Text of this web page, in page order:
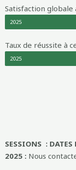
Satisfaction
2025
Taux de réussite à
2025
SESSIONS : DATES
2025 : Nous